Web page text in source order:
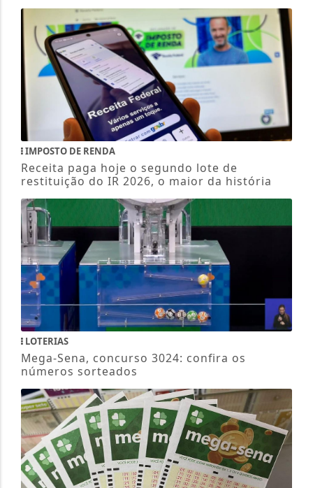
IMPOSTO DE RENDA
Receita paga hoje o segundo lote de
restituição do IR 2026, o maior da história
LOTERIAS
Mega-Sena, concurso 3024: confira os
números sorteados